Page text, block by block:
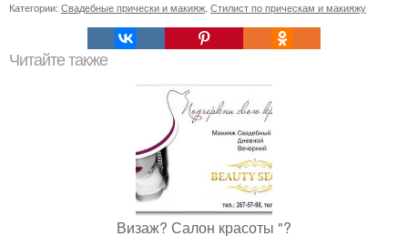
Категории: Свадебные прически и макияж Стилист по прическам и макияжу
Читайте также
Визаж? Салон красоты "?